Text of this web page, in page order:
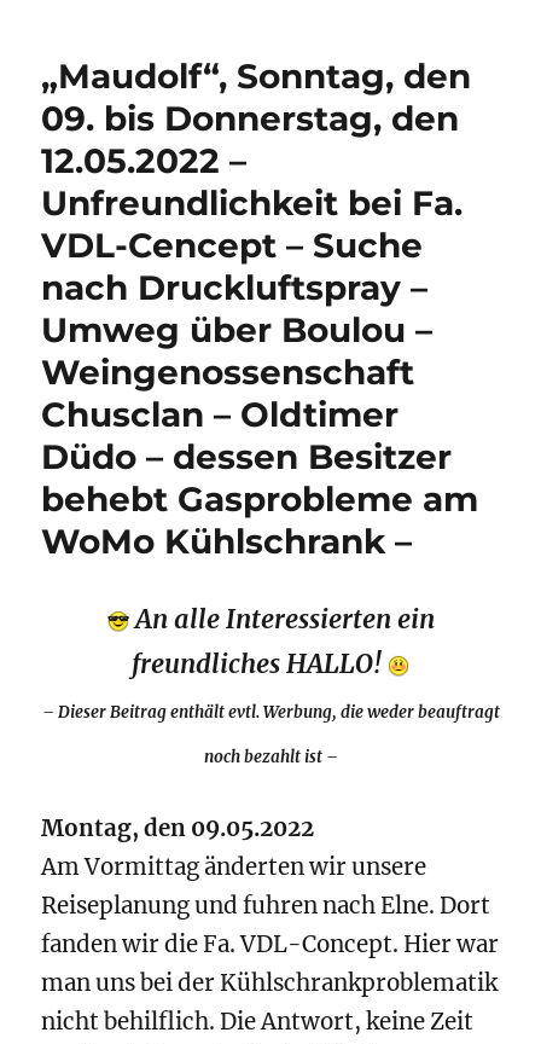
„Maudolf“, Sonntag, den
09. bis Donnerstag, den
12.05.2022 –
Unfreundlichkeit bei Fa.
VDL-Cencept – Suche
nach Druckluftspray –
Umweg über Boulou –
Weingenossenschaft
Chusclan – Oldtimer
Düdo – dessen Besitzer
behebt Gasprobleme am
WoMo Kühlschrank –
An alle Interessierten ein
freundliches HALLO!
– Dieser Beitrag enthält evtl. Werbung, die weder beauftragt
noch bezahlt ist –
Montag, den 09.05.2022
Am Vormittag änderten wir unsere
Reiseplanung und fuhren nach Elne. Dort
fanden wir die Fa. VDL-Concept. Hier war
man uns bei der Kühlschrankproblematik
nicht behilflich. Die Antwort, keine Zeit